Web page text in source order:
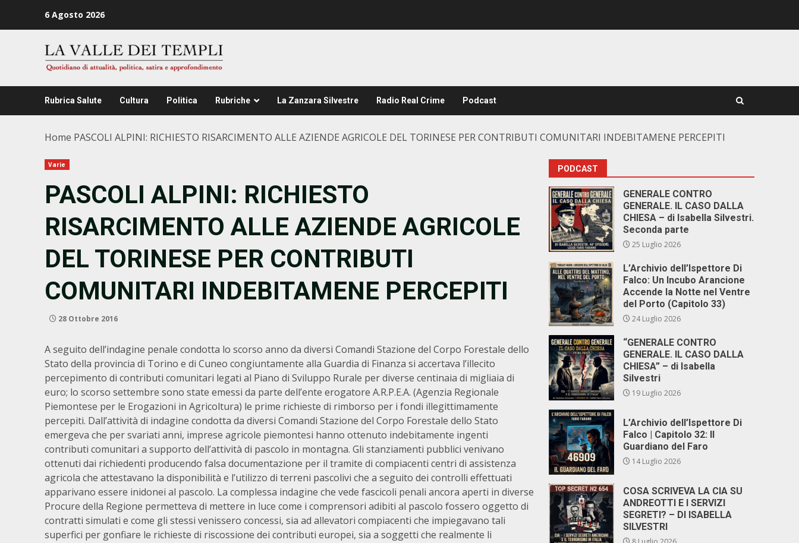
6 Agosto 2026
Rubrica Salute Cultura Politica Rubriche La Zanzara Silvestre Radio Real Crime Podcast
Home PASCOLI ALPINI: RICHIESTO RISARCIMENTO ALLE AZIENDE AGRICOLE DEL TORINESE PER CONTRIBUTI COMUNITARI INDEBITAMENE PERCEPITI
Varie
PASCOLI ALPINI: RICHIESTO
RISARCIMENTO ALLE AZIENDE AGRICOLE
DEL TORINESE PER CONTRIBUTI
COMUNITARI INDEBITAMENE PERCEPITI
28 Ottobre 2016
A seguito dell’indagine penale condotta lo scorso anno da diversi Comandi Stazione del Corpo Forestale dello
Stato della provincia di Torino e di Cuneo congiuntamente alla Guardia di Finanza si accertava l’illecito
percepimento di contributi comunitari legati al Piano di Sviluppo Rurale per diverse centinaia di migliaia di
euro; lo scorso settembre sono state emessi da parte dell’ente erogatore A.R.P.E.A. (Agenzia Regionale
Piemontese per le Erogazioni in Agricoltura) le prime richieste di rimborso per i fondi illegittimamente
percepiti. Dall’attività di indagine condotta da diversi Comandi Stazione del Corpo Forestale dello Stato
emergeva che per svariati anni, imprese agricole piemontesi hanno ottenuto indebitamente ingenti
contributi comunitari a supporto dell’attività di pascolo in montagna. Gli stanziamenti pubblici venivano
ottenuti dai richiedenti producendo falsa documentazione per il tramite di compiacenti centri di assistenza
agricola che attestavano la disponibilità e l’utilizzo di terreni pascolivi che a seguito dei controlli effettuati
apparivano essere inidonei al pascolo. La complessa indagine che vede fascicoli penali ancora aperti in diverse
Procure della Regione permetteva di mettere in luce come i comprensori adibiti al pascolo fossero oggetto di
contratti simulati e come gli stessi venissero concessi, sia ad allevatori compiacenti che impiegavano tali
superfici per gonfiare le richieste di riscossione dei contributi europei, sia a soggetti che realmente li
PODCAST
GENERALE CONTRO
GENERALE. IL CASO DALLA
CHIESA – di Isabella Silvestri.
Seconda parte
25 Luglio 2026
L’Archivio dell’Ispettore Di
Falco: Un Incubo Arancione
Accende la Notte nel Ventre
del Porto (Capitolo 33)
24 Luglio 2026
“GENERALE CONTRO
GENERALE. IL CASO DALLA
CHIESA” – di Isabella
Silvestri
19 Luglio 2026
L’Archivio dell’Ispettore Di
Falco | Capitolo 32: Il
Guardiano del Faro
14 Luglio 2026
COSA SCRIVEVA LA CIA SU
ANDREOTTI E I SERVIZI
SEGRETI? – DI ISABELLA
SILVESTRI